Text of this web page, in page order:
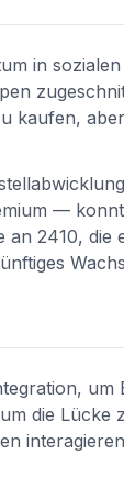
in
kaufen,
—
2410, die
die